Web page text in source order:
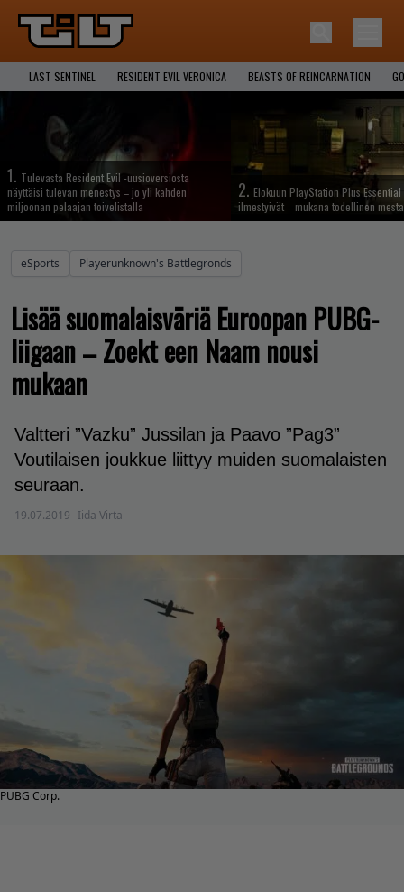
LAST SENTINEL RESIDENT EVIL VERONICA BEASTS OF REINCARNATION
1. Tulevasta Resident Evil -uusioversiosta
näyttäisi tulevan menestys – jo yli kahden
miljoonan pelaajan toivelistalla
2. Elokuun PlayStation Plus
ilmestyivät – mukana todellinen
eSports Playerunknown's Battlegronds
Lisää suomalaisväriä Euroopan PUBG-
liigaan – Zoekt een Naam nousi
mukaan
Valtteri ”Vazku” Jussilan ja Paavo ”Pag3”
Voutilaisen joukkue liittyy muiden suomalaisten
seuraan.
19.07.2019 Iida Virta
PUBG Corp.